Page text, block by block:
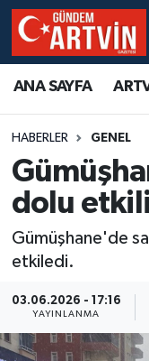
ANA SAYFA
HABERLER GENEL
dolu
Gümüşhane'de
etkiledi.
03.06.2026 - 17:16
YAYINLANMA